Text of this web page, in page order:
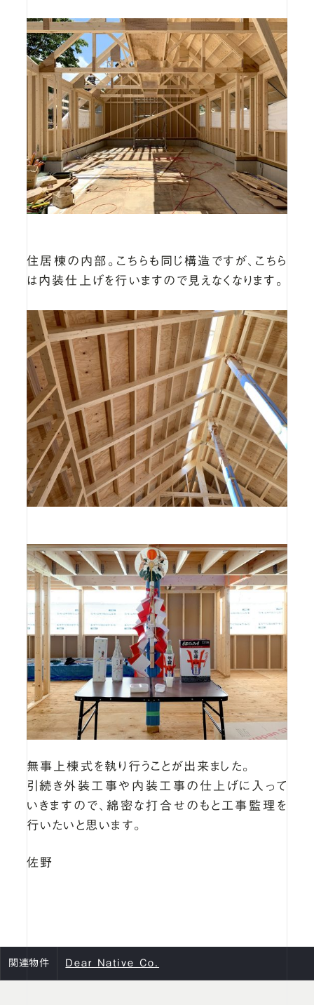
住居棟の内部。こちらも同じ構造ですが、こちら
は内装仕上げを行いますので見えなくなります。
無事上棟式を執り行うことが出来ました。
引続き外装工事や内装工事の仕上げに入って
いきますので、綿密な打合せのもと工事監理を
行いたいと思います。
佐野
関連物件 Dear Native Co.